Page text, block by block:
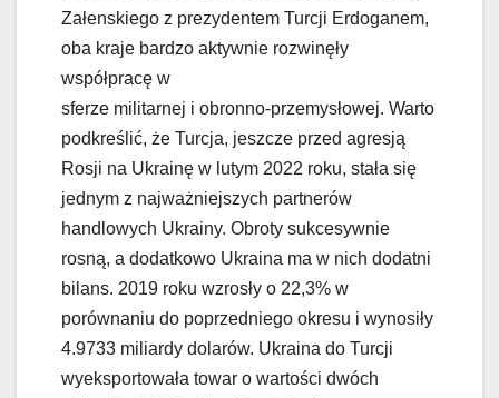
Załenskiego z prezydentem Turcji Erdoganem,
oba kraje bardzo aktywnie rozwinęły
współpracę w
sferze militarnej i obronno-przemysłowej. Warto
podkreślić, że Turcja, jeszcze przed agresją
Rosji na Ukrainę w lutym 2022 roku, stała się
jednym z najważniejszych partnerów
handlowych Ukrainy. Obroty sukcesywnie
rosną, a dodatkowo Ukraina ma w nich dodatni
bilans. 2019 roku wzrosły o 22,3% w
porównaniu do poprzedniego okresu i wynosiły
4.9733 miliardy dolarów. Ukraina do Turcji
wyeksportowała towar o wartości dwóch